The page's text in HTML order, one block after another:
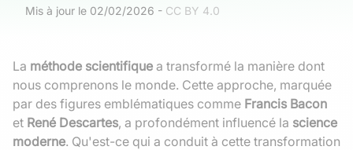
Mis à jour le 02/02/2026 - CC BY 4.0
La méthode scientifique a transformé la manière dont
nous comprenons le monde. Cette approche, marquée
par des figures emblématiques comme Francis Bacon
et René Descartes, a profondément influencé la science
moderne. Qu'est-ce qui a conduit à cette transformation